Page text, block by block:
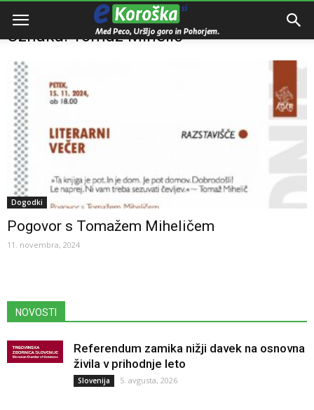
Domov Tomaž Mihelič
Oznaka: Tomaž Mihelič
Dogodki
Pogovor s Tomažem Miheličem
11. novembra, 2024
NOVOSTI
Referendum zamika nižji davek na osnovna
živila v prihodnje leto
Slovenija 5. avgusta, 2026